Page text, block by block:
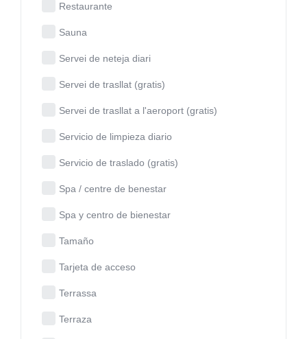
Restaurante
Sauna
Servei de neteja diari
Servei de trasllat (gratis)
Servei de trasllat a l'aeroport (gratis)
Servicio de limpieza diario
Servicio de traslado (gratis)
Spa / centre de benestar
Spa y centro de bienestar
Tamaño
Tarjeta de acceso
Terrassa
Terraza